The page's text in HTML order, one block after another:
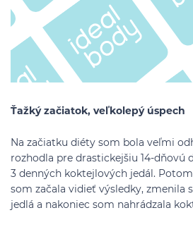
Ťažký začiatok, veľkolepý úspech
Na začiatku diéty som bola veľmi
rozhodla pre drastickejšiu 14-dňovú
3 denných koktejlových jedál.
som začala vidieť výsledky, zmenila
jedlá a nakoniec som nahrádzala